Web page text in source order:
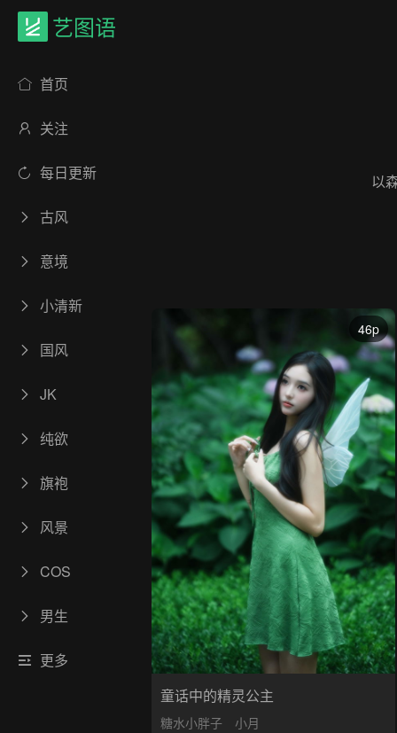
艺图语
首页
关注
每日更新
古风
意境
小清新
国风
JK
纯欲
旗袍
风景
COS
男生
更多
以
46p
童话中的精灵公主
糖水小胖子 小月